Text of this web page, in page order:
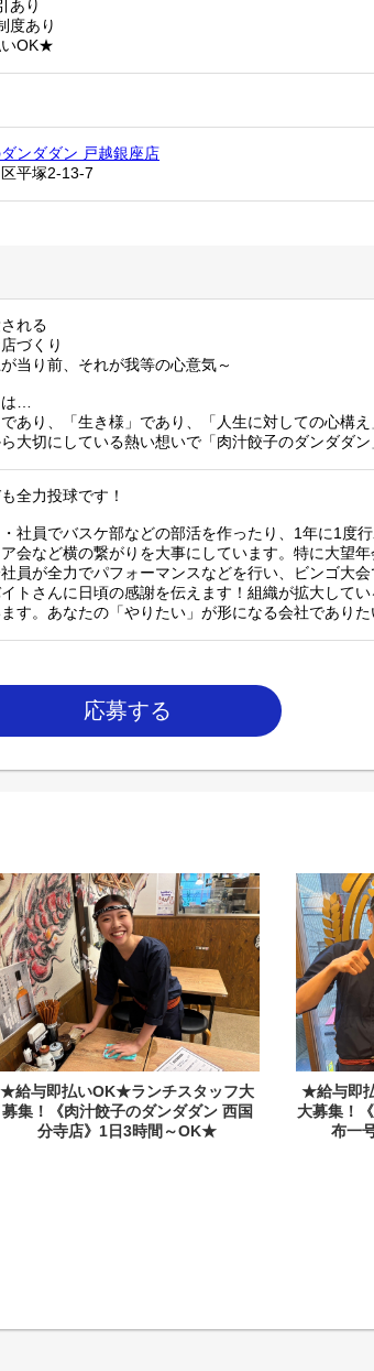
あり
度あり
OK★
ンダダン 戸越銀座店
平塚2-13-7
れる
づくり
当り前、それが我等の心意気～
…
であり、「生き様」であり、「人生に対しての心構
大切にしている熱い想いで「肉汁餃子のダンダダ
全力投球です！
社員でバスケ部などの部活を作ったり、1年に1度
会など横の繋がりを大事にしています。特に大望
員が全力でパフォーマンスなどを行い、ビンゴ大
トさんに日頃の感謝を伝えます！組織が拡大して
す。あなたの「やりたい」が形になる会社であり
応募する
★給与即払いOK★ランチスタッフ大
募集！《肉汁餃子のダンダダン 西国
分寺店》1日3時間～OK★
★給与即
大募集！
布一